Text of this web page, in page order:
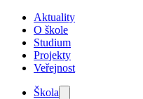
Aktuality
O škole
Studium
Projekty
Veřejnost
Škola